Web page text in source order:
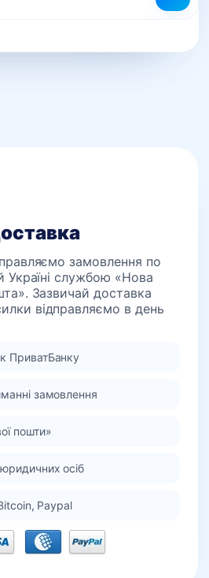
замовлення по
Україні службою «Нова
Зазвичай доставка
відправляємо в день
ПриватБанку
замовлення
пошти»
осіб
Paypal